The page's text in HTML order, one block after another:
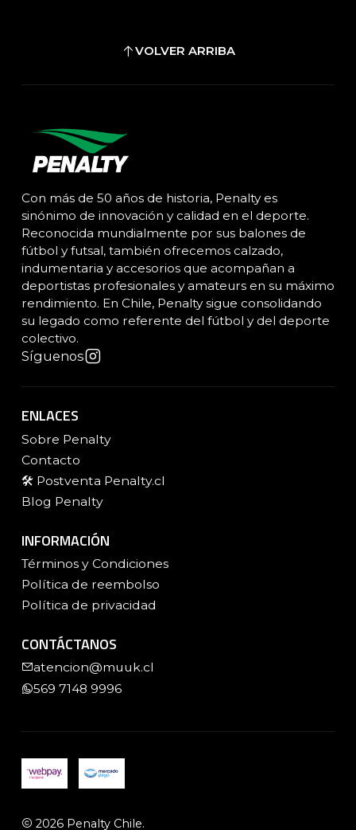
VOLVER ARRIBA
Con más de 50 años de historia, Penalty es
sinónimo de innovación y calidad en el deporte.
Reconocida mundialmente por sus balones de
fútbol y futsal, también ofrecemos calzado,
indumentaria y accesorios que acompañan a
deportistas profesionales y amateurs en su máximo
rendimiento. En Chile, Penalty sigue consolidando
su legado como referente del fútbol y del deporte
colectivo.
Síguenos
ENLACES
Sobre Penalty
Contacto
🛠️ Postventa Penalty.cl
Blog Penalty
INFORMACIÓN
Términos y Condiciones
Política de reembolso
Política de privacidad
CONTÁCTANOS
atencion@muuk.cl
569 7148 9996
2026 Penalty Chile.